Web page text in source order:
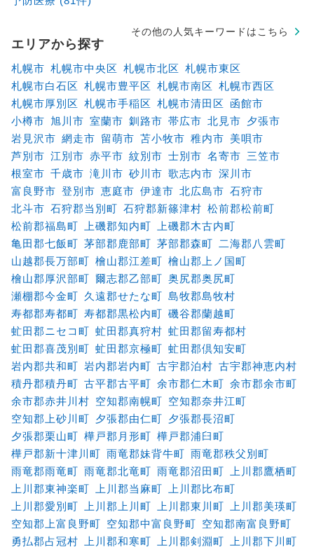
その他の人気キーワードはこちら
エリアから探す
札幌市 札幌市中央区 札幌市北区 札幌市東区
札幌市白石区 札幌市豊平区 札幌市南区 札幌市西区
札幌市厚別区 札幌市手稲区 札幌市清田区
函館市
小樽市 旭川市 室蘭市 釧路市 帯広市 北見市 夕張市
岩見沢市 網走市 留萌市 苫小牧市 稚内市 美唄市
芦別市 江別市 赤平市 紋別市 士別市 名寄市 三笠市
根室市 千歳市 滝川市 砂川市 歌志内市 深川市
富良野市 登別市 恵庭市 伊達市 北広島市 石狩市
北斗市 石狩郡当別町 石狩郡新篠津村 松前郡松前町
松前郡福島町
上磯郡知内町
上磯郡木古内町
亀田郡七飯町 茅部郡鹿部町 茅部郡森町
二海郡八雲町
山越郡長万部町 檜山郡江差町 檜山郡上ノ国町
檜山郡厚沢部町 爾志郡乙部町 奥尻郡奥尻町
瀬棚郡今金町 久遠郡せたな町 島牧郡島牧村
寿都郡寿都町 寿都郡黒松内町 磯谷郡蘭越町
虻田郡ニセコ町 虻田郡真狩村 虻田郡留寿都村
虻田郡喜茂別町 虻田郡京極町 虻田郡倶知安町
岩内郡共和町 岩内郡岩内町 古宇郡泊村 古宇郡神恵内村
積丹郡積丹町 古平郡古平町 余市郡仁木町 余市郡余市町
余市郡赤井川村 空知郡南幌町 空知郡奈井江町
空知郡上砂川町 夕張郡由仁町 夕張郡長沼町
夕張郡栗山町 樺戸郡月形町 樺戸郡浦臼町
樺戸郡新十津川町 雨竜郡妹背牛町 雨竜郡秩父別町
雨竜郡雨竜町 雨竜郡北竜町 雨竜郡沼田町
上川郡鷹栖町
上川郡東神楽町
上川郡当麻町
上川郡比布町
上川郡愛別町
上川郡上川町 上川郡東川町
上川郡美瑛町
空知郡上富良野町 空知郡中富良野町 空知郡南富良野町
勇払郡占冠村
上川郡和寒町 上川郡剣淵町
上川郡下川町